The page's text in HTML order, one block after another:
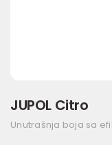
JUPOL Citro
Unutrašnja boja sa